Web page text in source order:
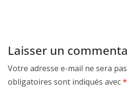
Laisser un
Votre adresse e-mail ne sera
obligatoires sont indiqués avec*